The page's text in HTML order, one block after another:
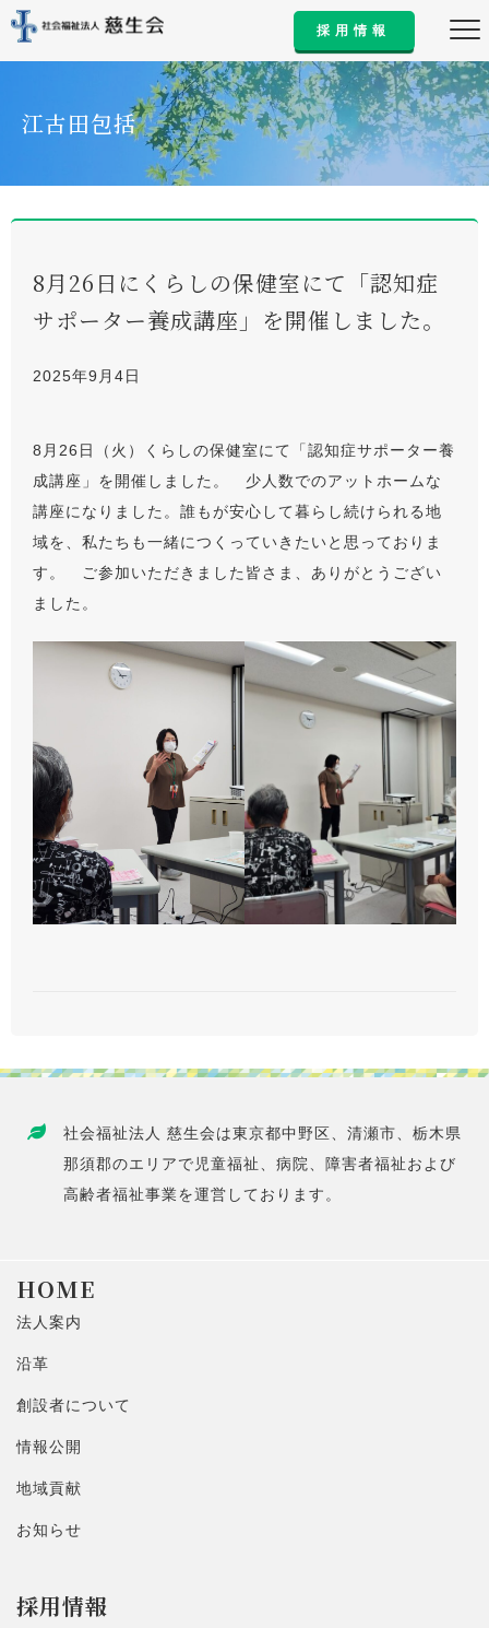
採用情報
江古田包括
8月26日にくらしの保健室にて「認知症
サポーター養成講座」を開催しました。
2025年9月4日
8月26日（火）くらしの保健室にて「認知症サポーター養
成講座」を開催しました。 少人数でのアットホームな
講座になりました。誰もが安心して暮らし続けられる地
域を、私たちも一緒につくっていきたいと思っておりま
す。 ご参加いただきました皆さま、ありがとうござい
ました。
社会福祉法人 慈生会は東京都中野区、清瀬市、栃木県
那須郡のエリアで児童福祉、病院、障害者福祉および
高齢者福祉事業を運営しております。
HOME
法人案内
沿革
創設者について
情報公開
地域貢献
お知らせ
採用情報